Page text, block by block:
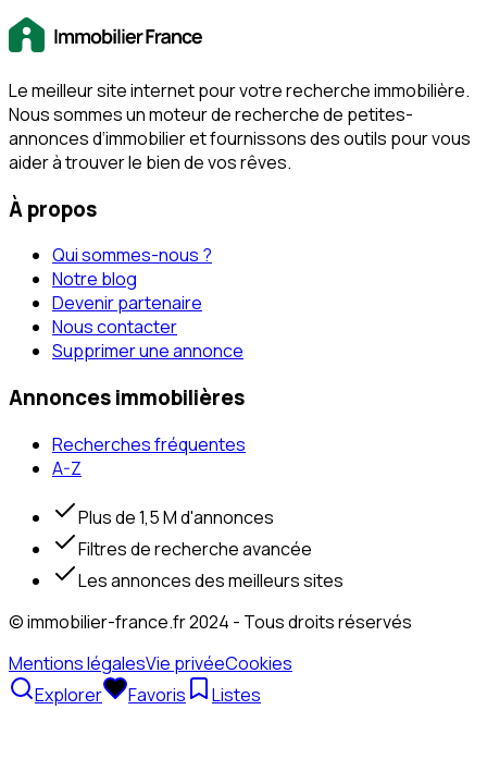
Le meilleur site internet pour votre recherche immobilière.
Nous sommes un moteur de recherche de petites-
annonces d‘immobilier et fournissons des outils pour vous
aider à trouver le bien de vos rêves.
À propos
Qui sommes-nous ?
Notre blog
Devenir partenaire
Nous contacter
Supprimer une annonce
Annonces immobilières
Recherches fréquentes
A-Z
Plus de 1,5 M d'annonces
Filtres de recherche avancée
Les annonces des meilleurs sites
© immobilier-france.fr 2024 - Tous droits réservés
Mentions légalesVie privéeCookies
Explorer
Favoris Listes